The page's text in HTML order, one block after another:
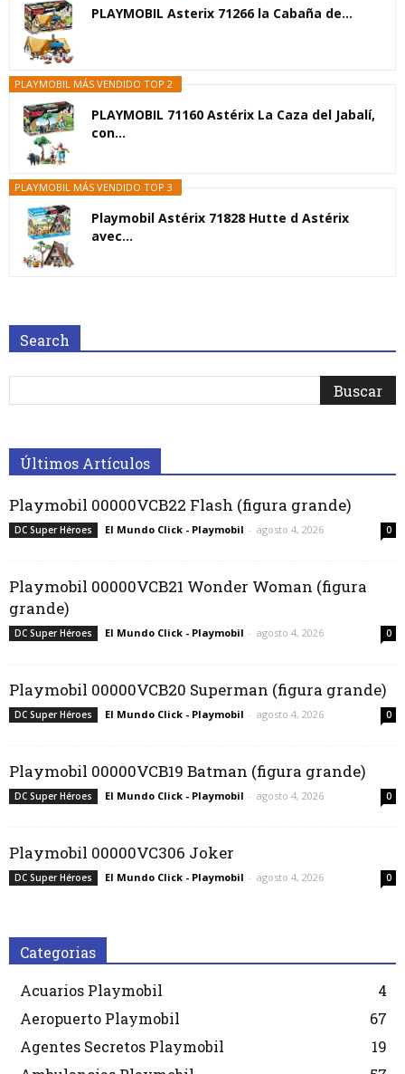
PLAYMOBIL Asterix 71266 la Cabaña de...
PLAYMOBIL MÁS VENDIDO TOP 2
PLAYMOBIL 71160 Astérix La Caza del Jabalí,
con...
PLAYMOBIL MÁS VENDIDO TOP 3
Playmobil Astérix 71828 Hutte d Astérix
avec...
Search
Últimos Artículos
Playmobil 00000VCB22 Flash (figura grande)
DC Super Héroes El Mundo Click - Playmobil - agosto 4, 2026 0
Playmobil 00000VCB21 Wonder Woman (figura
grande)
DC Super Héroes El Mundo Click - Playmobil - agosto 4, 2026 0
Playmobil 00000VCB20 Superman (figura grande)
DC Super Héroes El Mundo Click - Playmobil - agosto 4, 2026 0
Playmobil 00000VCB19 Batman (figura grande)
DC Super Héroes El Mundo Click - Playmobil - agosto 4, 2026 0
Playmobil 00000VC306 Joker
DC Super Héroes El Mundo Click - Playmobil - agosto 4, 2026 0
Categorias
Acuarios Playmobil
4
Aeropuerto Playmobil
67
Agentes Secretos Playmobil
19